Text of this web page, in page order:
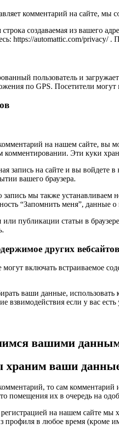
комментарий на сайте, мы
создаваемая из вашего
https://automattic.com/privacy/
пользователь и
по GPS. Посетители
на нашем сайте, вы
комментировании. Эти куки
запись на сайте и вы
вашего браузера.
мы также устанавливаем
“Запомнить меня”, данные о
публикации статьи в
других вебсайтов
могут включать встраиваемое
ваши данные,
взвимодействия если у вас
вашими
храним ваши
то сам комментарий
помещения их в очередь на
регистрацией на нашем сайте
в любое время (кроме